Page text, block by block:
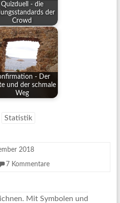
Quizduell - die
der
Crowd
- Der
und der schmale
Weg
Statistik
2018
7 Kommentare
Mit Symbolen und